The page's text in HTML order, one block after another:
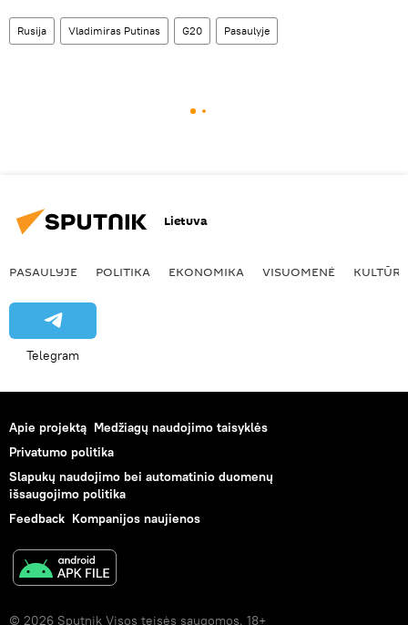
Rusija Vladimiras Putinas G20 Pasaulyje
Lietuva
PASAULYJE POLITIKA EKONOMIKA VISUOMENĖ KULTŪRA
Telegram
Apie projektą Medžiagų naudojimo taisyklės
Privatumo politika
Slapukų naudojimo bei automatinio duomenų
išsaugojimo politika
Feedback Kompanijos naujienos
© 2026 Sputnik Visos teisės saugomos. 18+